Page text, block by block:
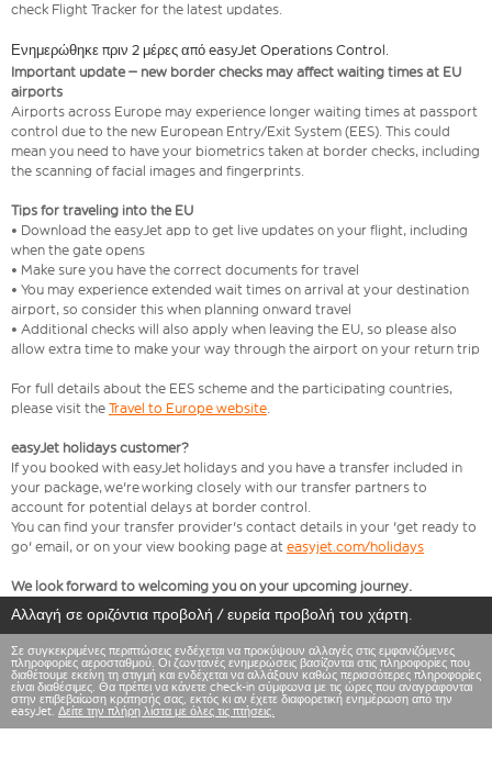
check Flight Tracker for the latest updates.
Ενημερώθηκε πριν 2 μέρες από easyJet Operations Control.
Important update – new border checks may affect waiting times at EU
airports
Airports across Europe may experience longer waiting times at passport
control due to the new European Entry/Exit System (EES). This could
mean you need to have your biometrics taken at border checks, including
the scanning of facial images and fingerprints.
Tips for traveling into the EU
• Download the easyJet app to get live updates on your flight, including
when the gate opens
• Make sure you have the correct documents for travel
• You may experience extended wait times on arrival at your destination
airport, so consider this when planning onward travel
• Additional checks will also apply when leaving the EU, so please also
allow extra time to make your way through the airport on your return trip
For full details about the EES scheme and the participating countries,
please visit the Travel to Europe website.
easyJet holidays customer?
If you booked with easyJet holidays and you have a transfer included in
your package, we're working closely with our transfer partners to
account for potential delays at border control.
You can find your transfer provider's contact details in your 'get ready to
go' email, or on your view booking page at easyjet.com/holidays
We look forward to welcoming you on your upcoming journey.
Αλλαγή σε οριζόντια προβολή / ευρεία προβολή του χάρτη.
Σε συγκεκριμένες περιπτώσεις ενδέχεται να προκύψουν αλλαγές στις εμφανιζόμενες
πληροφορίες αεροσταθμού. Οι ζωντανές ενημερώσεις βασίζονται στις πληροφορίες που
διαθέτουμε εκείνη τη στιγμή και ενδέχεται να αλλάξουν καθώς περισσότερες πληροφορίες
είναι διαθέσιμες. Θα πρέπει να κάνετε check-in σύμφωνα με τις ώρες που αναγράφονται
στην επιβεβαίωση κράτησής σας, εκτός κι αν έχετε διαφορετική ενημέρωση από την
easyJet. Δείτε την πλήρη λίστα με όλες τις πτήσεις.